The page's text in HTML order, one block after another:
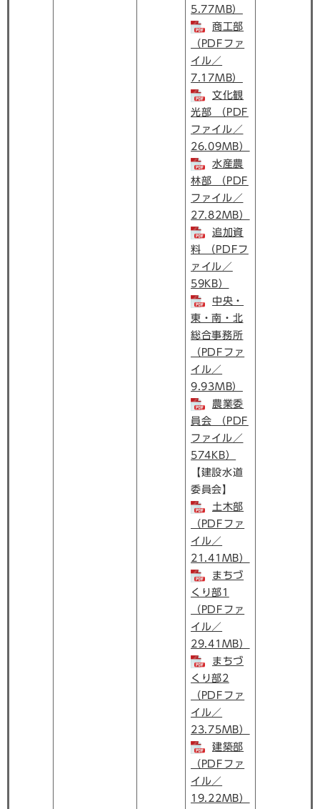
5.77MB）
商工部
（PDFファ
イル／
7.17MB）
文化観
光部 （PDF
ファイル／
26.09MB）
水産農
林部 （PDF
ファイル／
27.82MB）
追加資
料 （PDFフ
ァイル／
59KB）
中央・
東・南・北
総合事務所
（PDFファ
イル／
9.93MB）
農業委
員会 （PDF
ファイル／
574KB）
【建設水道
委員会】
土木部
（PDFファ
イル／
21.41MB）
まちづ
くり部1
（PDFファ
イル／
29.41MB）
まちづ
くり部2
（PDFファ
イル／
23.75MB）
建築部
（PDFファ
イル／
19.22MB）